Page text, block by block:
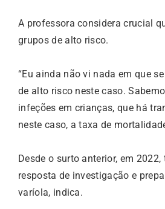
A professora considera crucial
grupos de alto risco.
“Eu ainda não vi nada em que
de alto risco neste caso.
infeções em crianças, que há
neste caso, a taxa de
Desde o surto anterior, em
resposta de investigação e
varíola, indica.